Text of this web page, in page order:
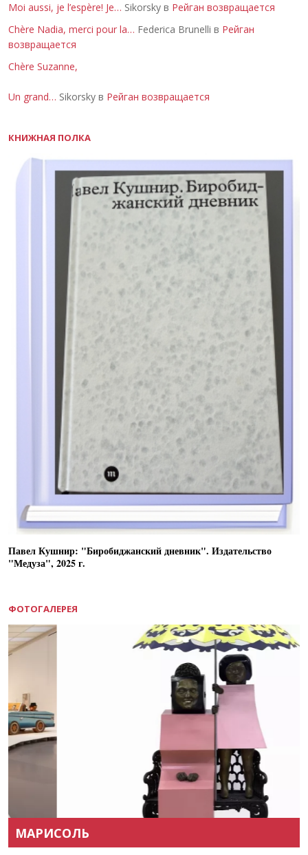
Moi aussi, je l’espère! Je… Sikorsky в Рейган возвращается
Chère Nadia, merci pour la… Federica Brunelli в Рейган
возвращается
Chère Suzanne,
Un grand… Sikorsky в Рейган возвращается
КНИЖНАЯ ПОЛКА
Павел Кушнир: "Биробиджанский дневник". Издательство
"Медуза", 2025 г.
ФОТОГАЛЕРЕЯ
МАРИСОЛЬ